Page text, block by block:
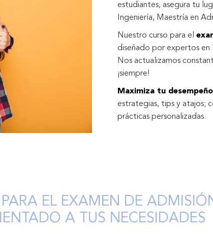
estudiantes, asegura tu
Ingeniería, Maestría en
Nuestro curso para el
diseñado por expertos en
Nos actualizamos
¡siempre!
Maximiza tu desempeño
estrategias, tips y atajos;
prácticas personalizadas.
EL EXAMEN DE
A TUS NECESIDADES